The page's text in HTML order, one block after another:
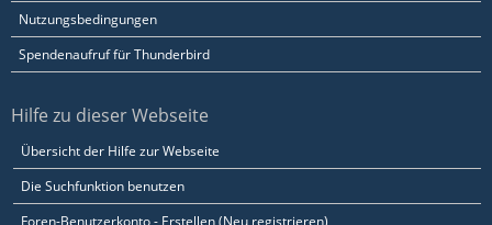
Nutzungsbedingungen
Spendenaufruf für Thunderbird
Hilfe zu dieser Webseite
Übersicht der Hilfe zur Webseite
Die Suchfunktion benutzen